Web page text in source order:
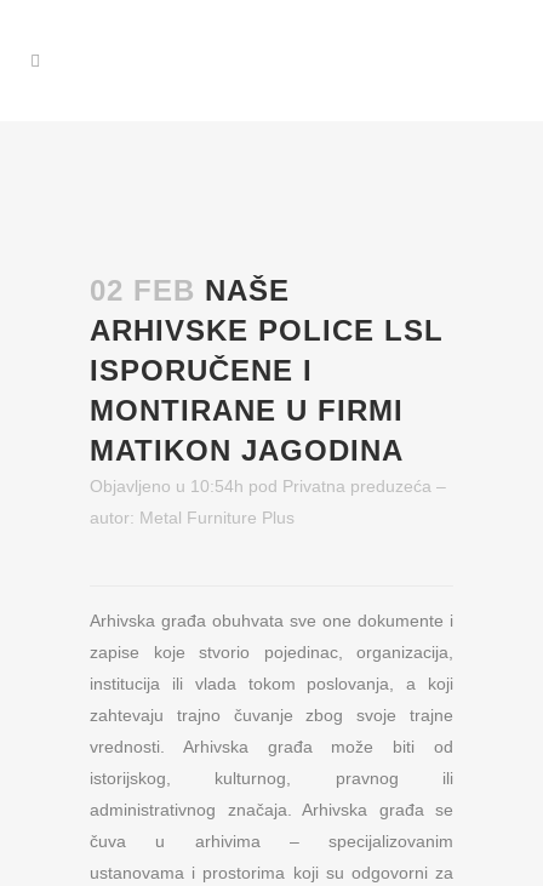
02 FEB NAŠE
ARHIVSKE POLICE LSL
ISPORUČENE I
MONTIRANE U FIRMI
MATIKON JAGODINA
Objavljeno u 10:54h pod Privatna preduzeća –
autor: Metal Furniture Plus
Arhivska građa obuhvata sve one dokumente i
zapise koje stvorio pojedinac, organizacija,
institucija ili vlada tokom poslovanja, a koji
zahtevaju trajno čuvanje zbog svoje trajne
vrednosti. Arhivska građa može biti od
istorijskog, kulturnog, pravnog ili
administrativnog značaja. Arhivska građa se
čuva u arhivima – specijalizovanim
ustanovama i prostorima koji su odgovorni za